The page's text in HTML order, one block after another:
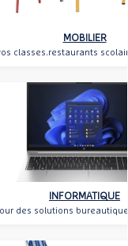
MOBILIER
classes,restaurants
INFORMATIQUE
des solutions